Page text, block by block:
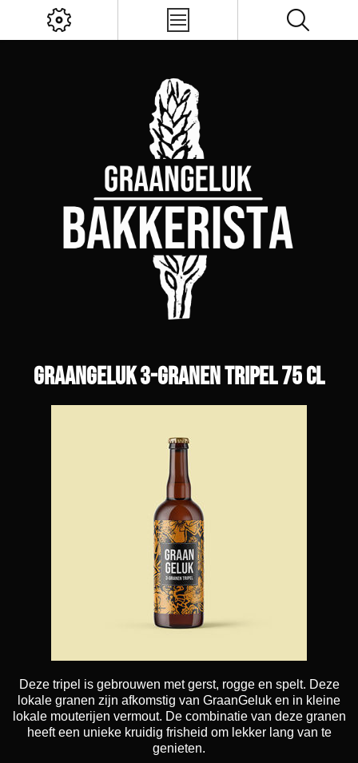
GraanGeluk 3-Granen Tripel 75 cl
Deze tripel is gebrouwen met gerst, rogge en spelt. Deze
lokale granen zijn afkomstig van GraanGeluk en in kleine
lokale mouterijen vermout. De combinatie van deze granen
heeft een unieke kruidig frisheid om lekker lang van te
genieten.